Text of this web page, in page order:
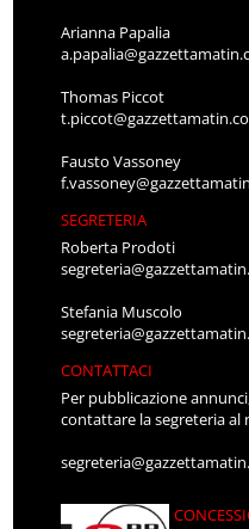
Arianna Papalia
Thomas Piccot
Fausto Vassoney
SEGRETERIA
Roberta Prodoti
Stefania Muscolo
CONTATTACI
Per pubblicazione
contattare la segreteria al